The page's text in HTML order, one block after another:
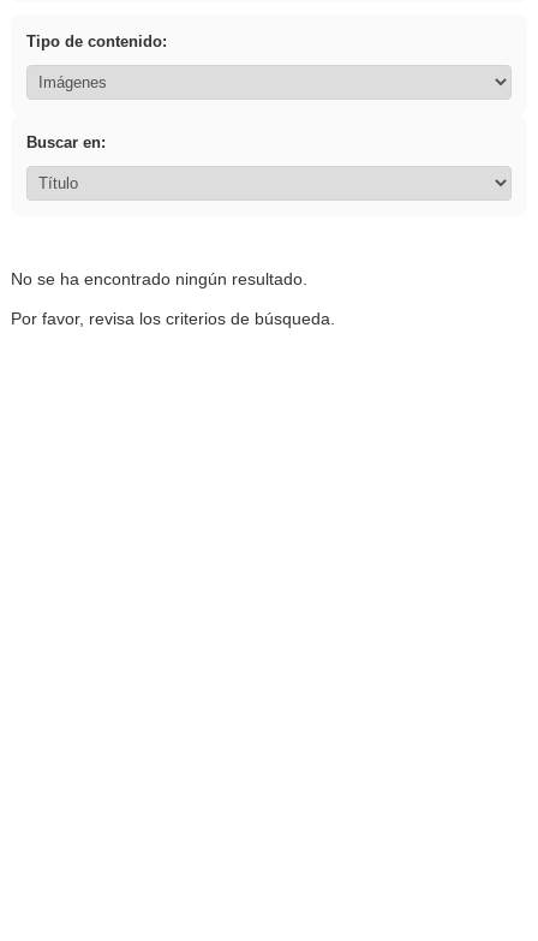
Tipo de contenido:
Buscar en:
No se ha encontrado ningún resultado.
Por favor, revisa los criterios de búsqueda.